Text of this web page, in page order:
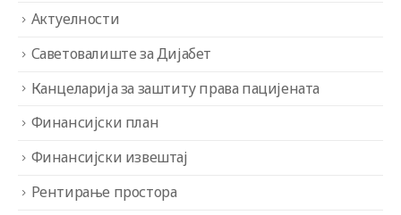
Актуелности
Саветовалиште за Дијабет
Канцеларија за заштиту права пацијената
Финансијски план
Финансијски извештај
Рентирање простора